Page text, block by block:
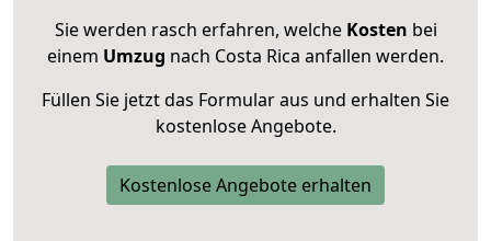
Sie werden rasch erfahren, welche Kosten bei
einem Umzug nach Costa Rica anfallen werden.
Füllen Sie jetzt das Formular aus und erhalten Sie
kostenlose Angebote.
Kostenlose Angebote erhalten